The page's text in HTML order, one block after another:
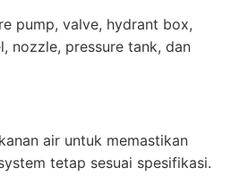
pump, valve, hydrant box,
nozzle, pressure tank, dan
air untuk memastikan
tetap sesuai spesifikasi.